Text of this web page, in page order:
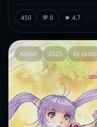
450 💬 0 ★ 4.7
Action 2025 by xatab